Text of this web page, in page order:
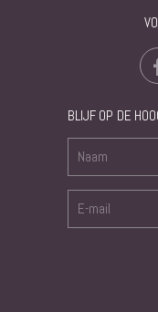
BLIJF OP DE